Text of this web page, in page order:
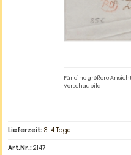
Für eine größere
Vorschaubild
Lieferzeit: 3-4 Tage
Art.Nr.:2147